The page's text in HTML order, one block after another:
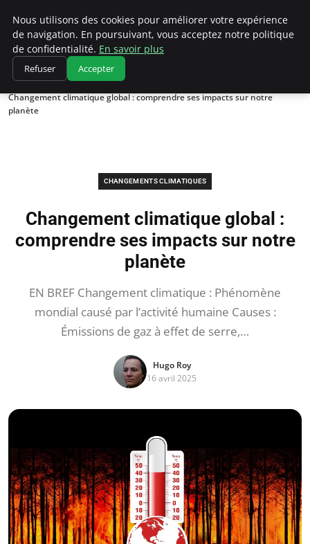
Climatedebtagents
Accueil
Changements climatiques
Changement climatique global : comprendre ses impacts sur notre
planète
CHANGEMENTS CLIMATIQUES
Changement climatique global :
comprendre ses impacts sur notre
planète
EN BREF Changement climatique : Phénomène
mondial causé par l’activité humaine Causes :
Émissions de gaz à effet de serre,…
Hugo Roy
16 avril 2025
Nous utilisons des cookies pour améliorer votre expérience
de navigation. En poursuivant, vous acceptez notre politique
de confidentialité. En savoir plus
Refuser Accepter